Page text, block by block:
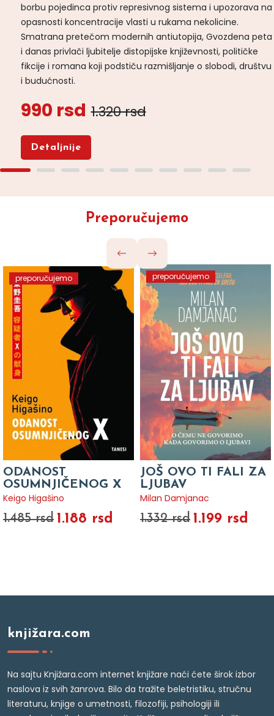
borbu pojedinca protiv represivnog sistema i upozorava na
opasnosti koncentracije vlasti u rukama nekolicine.
Smatrana pretečom modernih antiutopija, Gvozdena peta
i danas privlači ljubitelje distopijske književnosti, političke
fikcije i romana koji podstiču razmišljanje o slobodi, društvu
i budućnosti.
990 rsd 1.320 rsd
Detaljnije
Preporučujemo
preporučujemo
ODANOST
OSUMNJIČENOG X
Keigo Higašino
1.485 rsd 1.188 rsd
preporučujemo
JOŠ OVO TI FALI ZA
LJUBAV
Milan Damjanac
1.332 rsd 1.199 rsd
knjižara.com
Na sajtu Knjižara.com internet knjižare naći ćete širok izbor
naslova iz svih žanrova. Bilo da tražite beletristiku, stručnu
literaturu, knjige o umetnosti, filozofiji, psihologiji ili